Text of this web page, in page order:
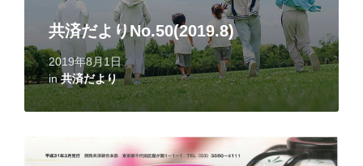
共済だよりNo.50(2019.8)
2019年8月1日
in共済だより
More